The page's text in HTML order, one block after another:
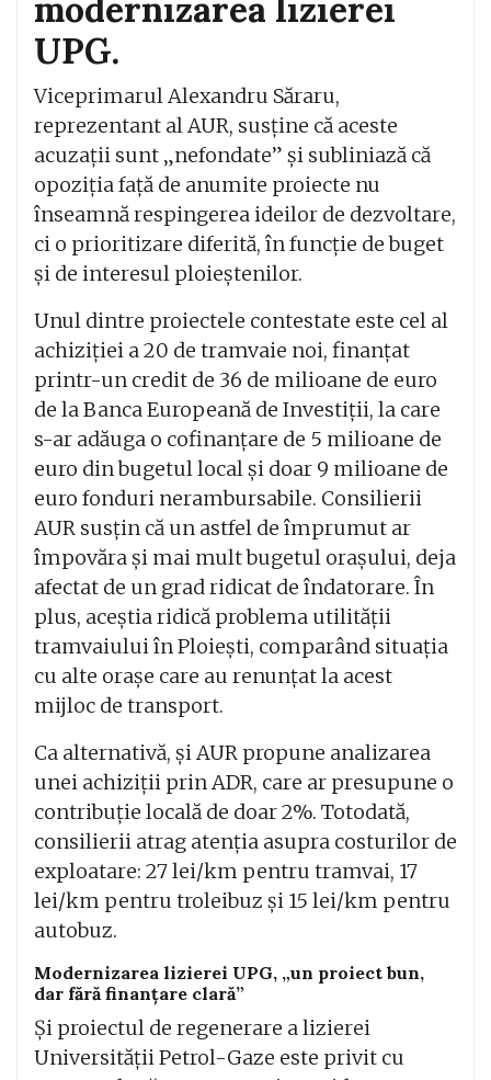
modernizarea lizierei
UPG.
Viceprimarul Alexandru Săraru,
reprezentant al AUR, susține că aceste
acuzații sunt „nefondate” și subliniază că
opoziția față de anumite proiecte nu
înseamnă respingerea ideilor de dezvoltare,
ci o prioritizare diferită, în funcție de buget
și de interesul ploieștenilor.
Unul dintre proiectele contestate este cel al
achiziției a 20 de tramvaie noi, finanțat
printr-un credit de 36 de milioane de euro
de la Banca Europeană de Investiții, la care
s-ar adăuga o cofinanțare de 5 milioane de
euro din bugetul local și doar 9 milioane de
euro fonduri nerambursabile. Consilierii
AUR susțin că un astfel de împrumut ar
împovăra și mai mult bugetul orașului, deja
afectat de un grad ridicat de îndatorare. În
plus, aceștia ridică problema utilității
tramvaiului în Ploiești, comparând situația
cu alte orașe care au renunțat la acest
mijloc de transport.
Ca alternativă, și AUR propune analizarea
unei achiziții prin ADR, care ar presupune o
contribuție locală de doar 2%. Totodată,
consilierii atrag atenția asupra costurilor de
exploatare: 27 lei/km pentru tramvai, 17
lei/km pentru troleibuz și 15 lei/km pentru
autobuz.
Modernizarea lizierei UPG, „un proiect bun,
dar fără finanțare clară”
Și proiectul de regenerare a lizierei
Universității Petrol-Gaze este privit cu